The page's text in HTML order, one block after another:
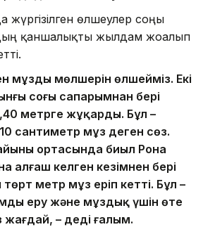
жүргізілген өлшеулер соңғы
қаншалықты жылдам жоғалып
мұздың мөлшерін өлшейміз. Екі
соңғы сапарымнан бері
метрге жұқарды. Бұл –
10 сантиметр мұз деген сөз.
ортасында биыл Рона
алғаш келген кезімнен бері
метр мұз еріп кетті. Бұл –
еру және мұздық үшін өте
жағдай, – деді ғалым.